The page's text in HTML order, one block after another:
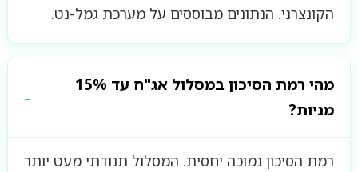
הקונצרני. הנתונים מבוססים על מערכת גמל-נט.
מהי רמת הסיכון במסלול אג"ח עד 15%
מניות?
רמת הסיכון נמוכה יחסית. המסלול תנודתי מעט יותר